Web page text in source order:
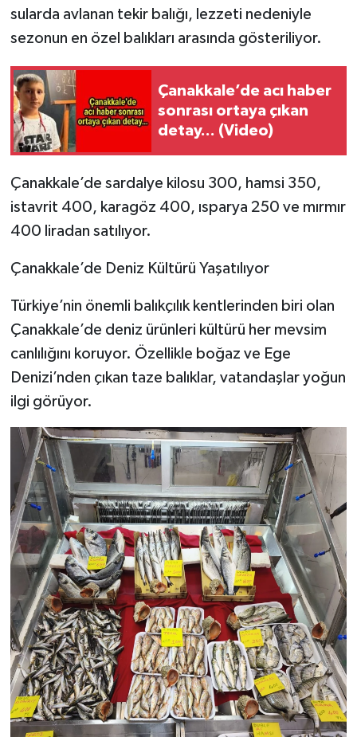
sularda avlanan tekir balığı, lezzeti nedeniyle
sezonun en özel balıkları arasında gösteriliyor.
Çanakkale’de acı haber
sonrası ortaya çıkan
detay... (Video)
Çanakkale’de sardalye kilosu 300, hamsi 350,
istavrit 400, karagöz 400, ısparya 250 ve mırmır
400 liradan satılıyor.
Çanakkale’de Deniz Kültürü Yaşatılıyor
Türkiye’nin önemli balıkçılık kentlerinden biri olan
Çanakkale’de deniz ürünleri kültürü her mevsim
canlılığını koruyor. Özellikle boğaz ve Ege
Denizi’nden çıkan taze balıklar, vatandaşlar yoğun
ilgi görüyor.